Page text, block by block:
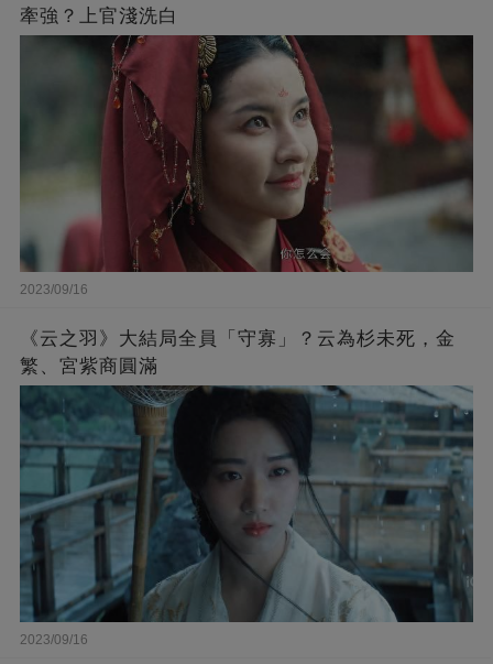
牽強？上官淺洗白
2023/09/16
《云之羽》大結局全員「守寡」？云為杉未死，金
繁、宮紫商圓滿
2023/09/16